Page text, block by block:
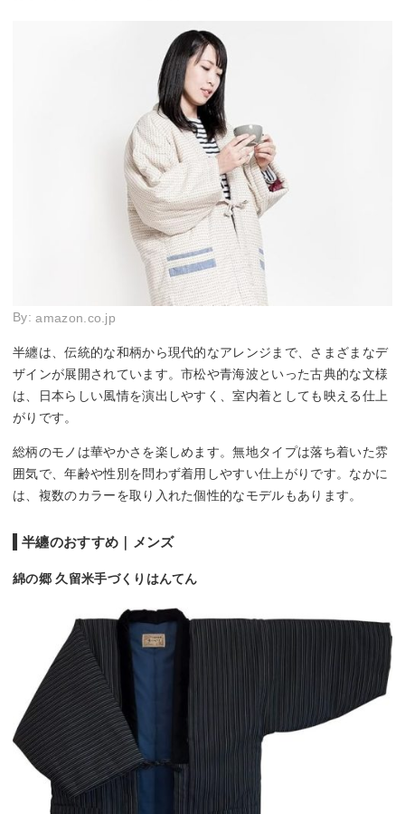
By:amazon.co.jp
半纏は、伝統的な和柄から現代的なアレンジまで、さまざまなデ
ザインが展開されています。市松や青海波といった古典的な文様
は、日本らしい風情を演出しやすく、室内着としても映える仕上
がりです。
総柄のモノは華やかさを楽しめます。無地タイプは落ち着いた雰
囲気で、年齢や性別を問わず着用しやすい仕上がりです。なかに
は、複数のカラーを取り入れた個性的なモデルもあります。
半纏のおすすめ｜メンズ
綿の郷 久留米手づくりはんてん